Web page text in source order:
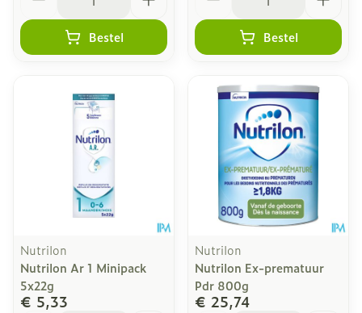
Bestel Bestel
Nutrilon
Nutrilon Ar 1 Minipack
5x22g
€ 5,33
Nutrilon
Nutrilon Ex-prematuur
Pdr 800g
€ 25,74